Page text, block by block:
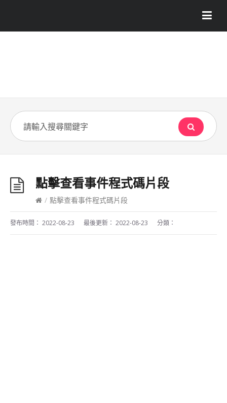
點擊查看事件程式碼片段
/ 點擊查看事件程式碼片段
發布時間： 2022-08-23 最後更新： 2022-08-23 分類：